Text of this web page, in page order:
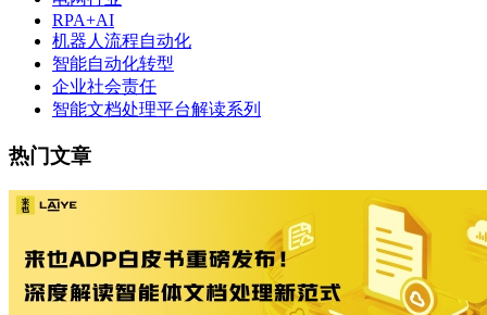
RPA+AI
机器人流程自动化
智能自动化转型
企业社会责任
智能文档处理平台解读系列
热门文章